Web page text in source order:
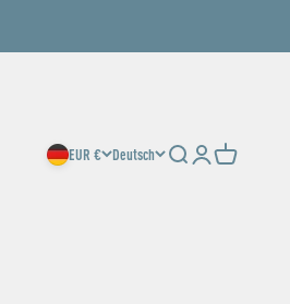
EUR € Deutsch Suche Anmelden
Warenkorb